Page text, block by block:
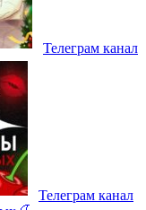
Телеграм канал
Телеграм канал